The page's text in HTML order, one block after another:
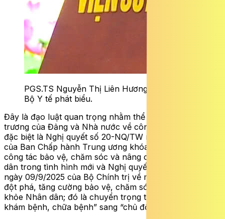
PGS.TS Nguyễn Thị Liên Hương – Thứ trưởng
Bộ Y tế phát biểu.
Đây là đạo luật quan trọng nhằm thể chế hóa chủ
trương của Đảng và Nhà nước về công tác phòng bệnh,
đặc biệt là Nghị quyết số 20-NQ/TW ngày 25/10/2017
của Ban Chấp hành Trung ương khóa XII về tăng cường
công tác bảo vệ, chăm sóc và nâng cao sức khỏe nhân
dân trong tình hình mới và Nghị quyết số 72-NQ/TW
ngày 09/9/2025 của Bộ Chính trị về một số giải pháp
đột phá, tăng cường bảo vệ, chăm sóc và nâng cao sức
khỏe Nhân dân; đó là chuyển trọng tâm từ “tập trung
khám bệnh, chữa bệnh” sang “chủ động phòng bệnh”.